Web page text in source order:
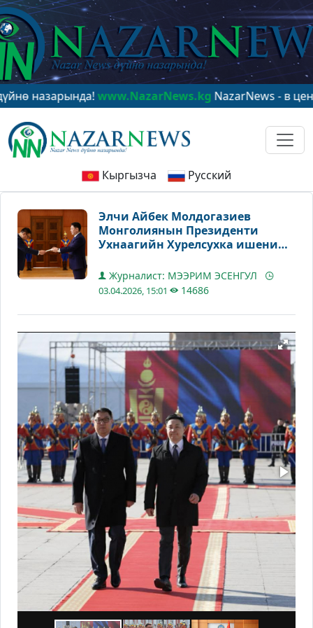
www.NazarNews.kgNazarNews - в центре
Кыргызча Русский
Элчи Айбек Молдогазиев
Монголиянын Президенти
Ухнаагийн Хурелсухка ишеним
Журналист: МЭЭРИМ ЭСЕНГУЛ
03.04.2026, 15:01 14686